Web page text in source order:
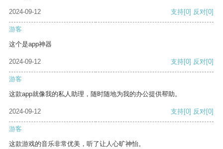
2024-09-12 支持[0] 反对[0]
游客
这个是app神器
2024-09-12 支持[0] 反对[0]
游客
这款app就像我的私人助理，随时随地为我的办公提供帮助。
2024-09-12 支持[0] 反对[0]
游客
这款游戏的音乐非常优美，听了让人心旷神怡。